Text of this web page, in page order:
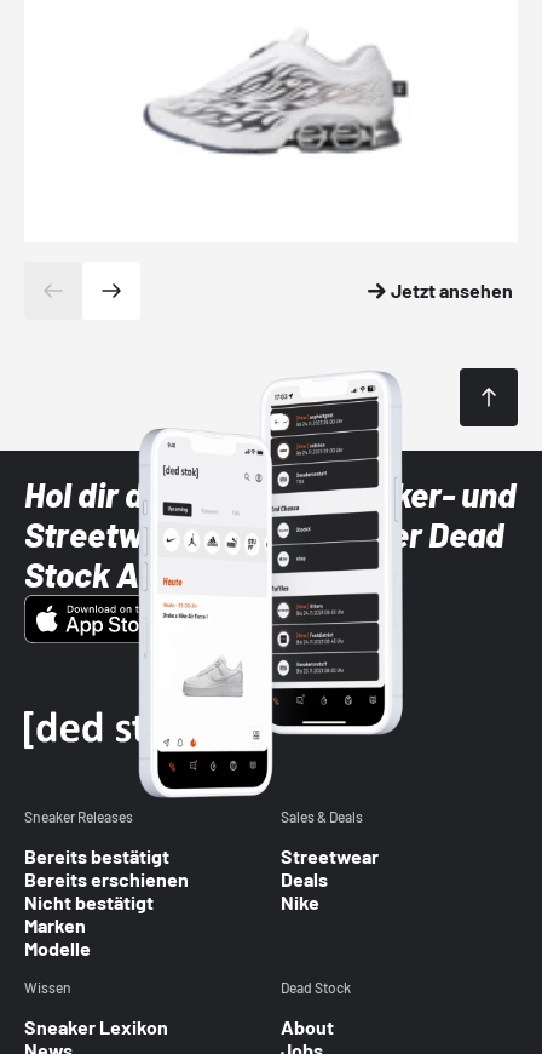
Jetzt ansehen
Hol dir die neuesten Sneaker- und
Streetwear-Brands mit der Dead
Stock App
Sneaker Releases
Bereits bestätigt
Bereits erschienen
Nicht bestätigt
Marken
Modelle
Sales & Deals
Streetwear
Deals
Nike
Wissen
Sneaker Lexikon
Dead Stock
About